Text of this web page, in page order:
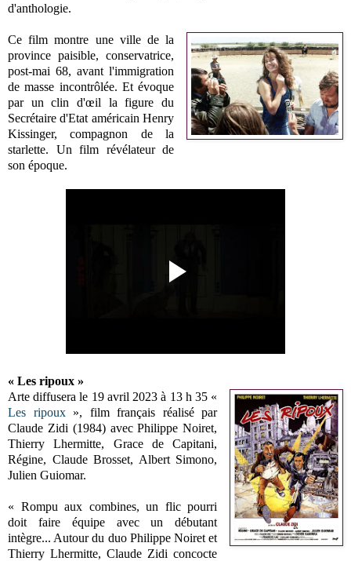
d'anthologie.
Ce film montre une ville de la
province paisible, conservatrice,
post-mai 68, avant l'immigration
de masse incontrôlée. Et évoque
par un clin d'œil la figure du
Secrétaire d'Etat américain Henry
Kissinger, compagnon de la
starlette. Un film révélateur de
son époque.
« Les ripoux »
Arte diffusera le 19 avril 2023 à 13 h 35 «
Les ripoux», film français réalisé par
Claude Zidi (1984) avecPhilippe Noiret,
Thierry Lhermitte, Grace de Capitani,
Régine, Claude Brosset, Albert Simono,
Julien Guiomar.
« Rompu aux combines, un flic pourri
doit faire équipe avec un débutant
intègre... Autour du duo Philippe Noiret et
Thierry Lhermitte, Claude Zidi concocte